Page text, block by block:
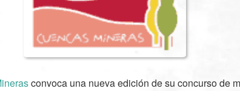
convoca una nueva edición de su concurso de